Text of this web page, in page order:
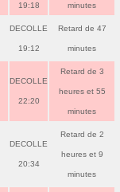
19:18 minutes
DECOLLE
19:12
Retard de 47
minutes
DECOLLE
22:20
Retard de 3
heures et 55
minutes
DECOLLE
20:34
Retard de 2
heures et 9
minutes